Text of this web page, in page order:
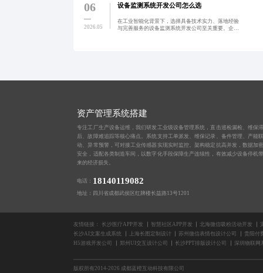
06
2026.05
设备监测系统开发公司怎么选
在工业智能化背景下，选择具备技术实力、落地经验
与完善服务的设备监测系统开发公司至关重要。企业
资产管理系统搭建
专注工厂生产设备运维，我们研发工业级设备管理系统，直击巡检漏检、维保
后、故障难追踪等核心痛点。系统支持工单派发、维保记录、备件管理、产能
动、异常预警，可对接工业传感器实现实时监控。架构稳定抗高并发，数据加
安全，适配各类制造车间，以数字化手段保障生产连续性，有效减少设备停机
来的经济损失。
电话： 18140119082
地址：四川省成都武侯区红牌楼长益路13号1201
友情链接： 长沙医疗APP开发 智慧社区APP开发 北海微信吸粉活动开发
长沙AI文案生成系统
上海长图定制设计 苏州微信表情包设计公司
贵阳付
H5游戏开发公司
郑州UI交互设计公司 长沙PPT排版设计公司 深圳物联网
版权所有2014-2026 成都蓝橙互动科技有限公司